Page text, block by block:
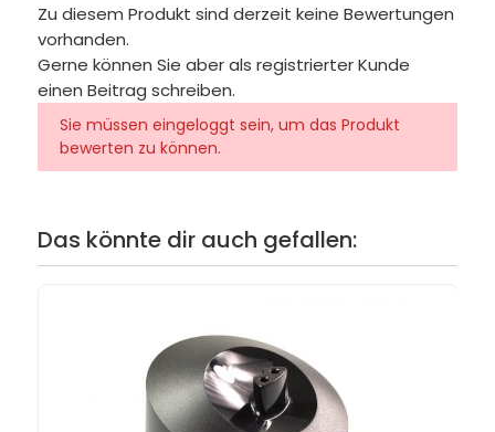
Zu diesem Produkt sind derzeit keine Bewertungen
vorhanden.
Gerne können Sie aber als registrierter Kunde
einen Beitrag schreiben.
Sie müssen eingeloggt sein, um das Produkt
bewerten zu können.
Das könnte dir auch gefallen: